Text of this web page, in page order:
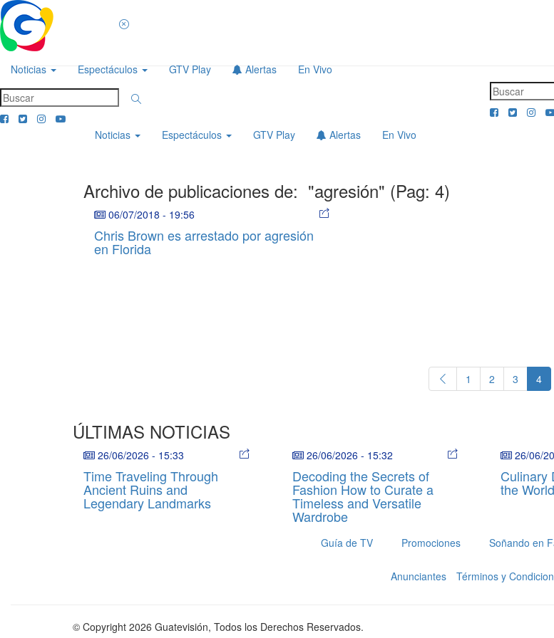
Noticias Espectáculos GTV Play Alertas En Vivo
Noticias Espectáculos GTV Play Alertas En Vivo
Archivo de publicaciones de: "agresión" (Pag: 4)
06/07/2018 - 19:56
Chris Brown es arrestado por agresión
en Florida
1 2 3 4
ÚLTIMAS NOTICIAS
26/06/2026 - 15:33
Time Traveling Through
Ancient Ruins and
Legendary Landmarks
26/06/2026 - 15:32
Decoding the Secrets of
Fashion How to Curate a
Timeless and Versatile
Wardrobe
26/06/
Culinary
the
Guía de TV Promociones Soñando en
Anunciantes Términos y
© Copyright 2026 Guatevisión, Todos los Derechos Reservados.